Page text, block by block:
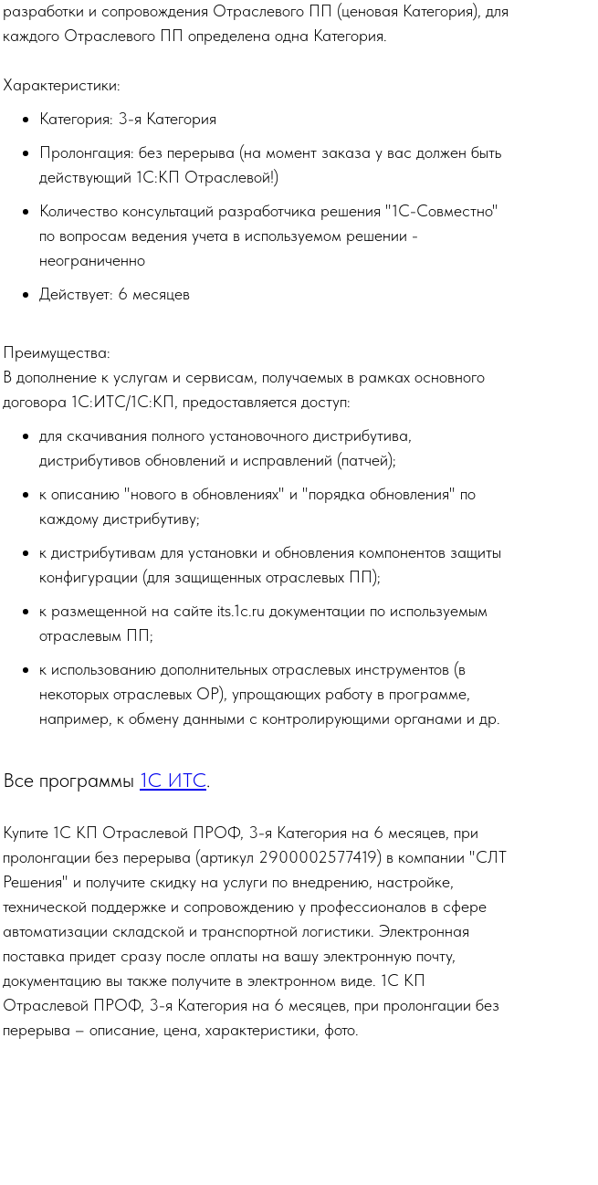
разработки и сопровождения Отраслевого ПП (ценовая Категория), для
каждого Отраслевого ПП определена одна Категория.
Характеристики:
Категория: 3-я Категория
Пролонгация: без перерыва (на момент заказа у вас должен быть
действующий 1С:КП Отраслевой!)
Количество консультаций разработчика решения "1С-Совместно"
по вопросам ведения учета в используемом решении -
неограниченно
Действует: 6 месяцев
Преимущества:
В дополнение к услугам и сервисам, получаемых в рамках основного
договора 1С:ИТС/1С:КП, предоставляется доступ:
для скачивания полного установочного дистрибутива,
дистрибутивов обновлений и исправлений (патчей);
к описанию "нового в обновлениях" и "порядка обновления" по
каждому дистрибутиву;
к дистрибутивам для установки и обновления компонентов защиты
конфигурации (для защищенных отраслевых ПП);
к размещенной на сайте its.1c.ru документации по используемым
отраслевым ПП;
к использованию дополнительных отраслевых инструментов (в
некоторых отраслевых ОР), упрощающих работу в программе,
например, к обмену данными с контролирующими органами и др.
Все программы 1С ИТС.
Купите 1С КП Отраслевой ПРОФ, 3-я Категория на 6 месяцев, при
пролонгации без перерыва (артикул 2900002577419) в компании "СЛТ
Решения" и получите скидку на услуги по внедрению, настройке,
технической поддержке и сопровождению у профессионалов в сфере
автоматизации складской и транспортной логистики. Электронная
поставка придет сразу после оплаты на вашу электронную почту,
документацию вы также получите в электронном виде. 1С КП
Отраслевой ПРОФ, 3-я Категория на 6 месяцев, при пролонгации без
перерыва – описание, цена, характеристики, фото.